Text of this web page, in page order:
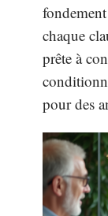
chaque
prête à
pour des